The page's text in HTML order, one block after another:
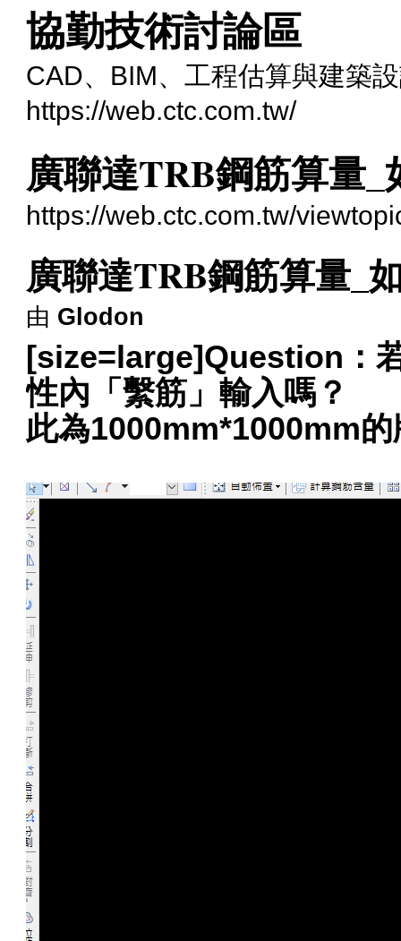
協勤技術討論區
CAD、BIM、工程估算與建築
https://web.ctc.com.tw/
廣聯達TRB鋼筋算量
https://web.ctc.com.tw/
廣聯達TRB鋼筋算量_
由 Glodon
[size=large]Question：
性內「繫筋」輸入嗎？
此為1000mm*1000mm